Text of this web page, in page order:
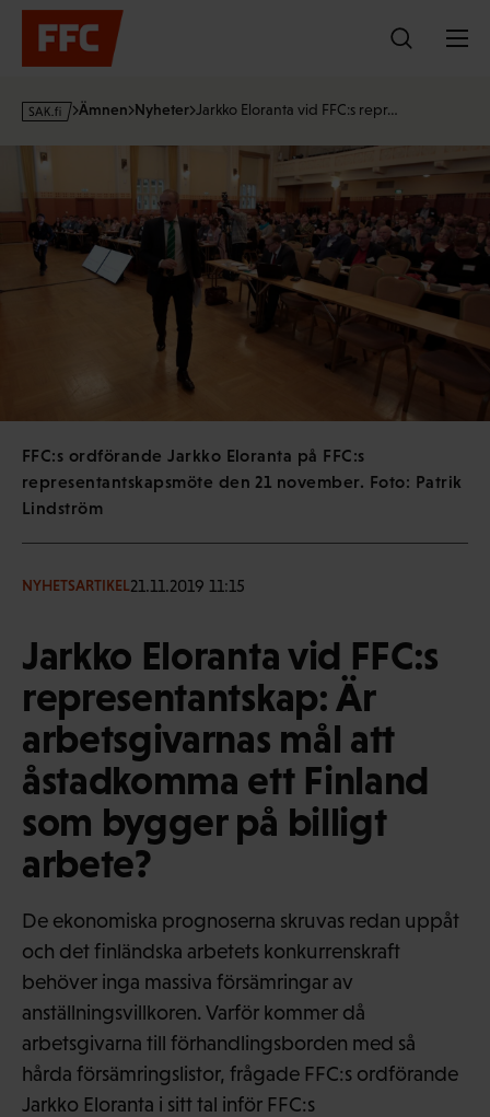
Hoppa
innehållet
s
Ämnen Nyheter Jarkko Eloranta vid FFC:s repr…
FFC:s ordförande Jarkko Eloranta på FFC:s
representantskapsmöte den 21 november. Foto: Patrik
Lindström
NYHETSARTIKEL21.11.2019 11:15
Jarkko Eloranta vid FFC:s
representantskap: Är
arbetsgivarnas mål att
åstadkomma ett Finland
som bygger på billigt
arbete?
De ekonomiska prognoserna skruvas redan uppåt
och det finländska arbetets konkurrenskraft
behöver inga massiva försämringar av
anställningsvillkoren. Varför kommer då
arbetsgivarna till förhandlingsborden med så
hårda försämringslistor, frågade FFC:s ordförande
Jarkko Eloranta i sitt tal inför FFC:s